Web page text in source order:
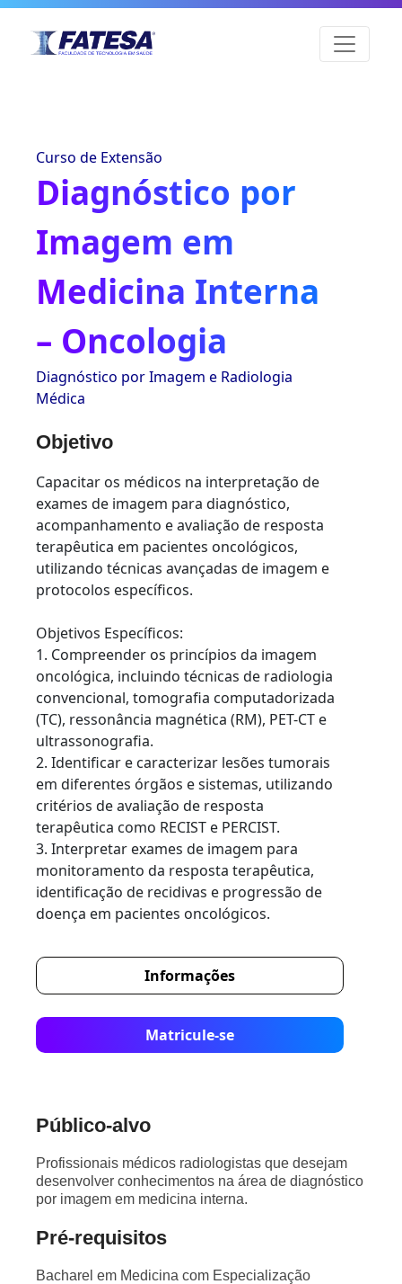
Curso de Extensão
Diagnóstico por
Imagem em
Medicina Interna
– Oncologia
Diagnóstico por Imagem e Radiologia
Médica
Objetivo
Capacitar os médicos na interpretação de
exames de imagem para diagnóstico,
acompanhamento e avaliação de resposta
terapêutica em pacientes oncológicos,
utilizando técnicas avançadas de imagem e
protocolos específicos.
Objetivos Específicos:
1. Compreender os princípios da imagem
oncológica, incluindo técnicas de radiologia
convencional, tomografia computadorizada
(TC), ressonância magnética (RM), PET-CT e
ultrassonografia.
2. Identificar e caracterizar lesões tumorais
em diferentes órgãos e sistemas, utilizando
critérios de avaliação de resposta
terapêutica como RECIST e PERCIST.
3. Interpretar exames de imagem para
monitoramento da resposta terapêutica,
identificação de recidivas e progressão de
doença em pacientes oncológicos.
Informações
Matricule-se
Público-alvo
Profissionais médicos radiologistas que desejam
desenvolver conhecimentos na área de diagnóstico
por imagem em medicina interna.
Pré-requisitos
Bacharel em Medicina com Especialização